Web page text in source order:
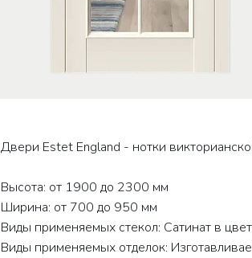
Двери Estet England - нотки
Высота: от 1900 до 2300 мм
Ширина: от 700 до 950 мм
Виды применяемых стекол: Сатинат в
Виды применяемых отделок: